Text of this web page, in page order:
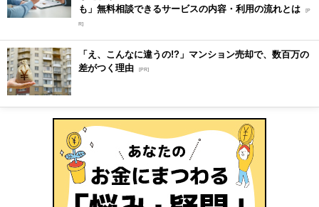
も」無料相談できるサービスの内容・利用の流れとは [P
R]
「え、こんなに違うの!?」マンション売却で、数百万の
差がつく理由 [PR]